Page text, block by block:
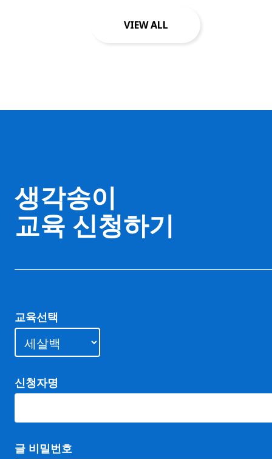
VIEW ALL
생각송이
교육 신청하기
교육선택
신청자명
글 비밀번호